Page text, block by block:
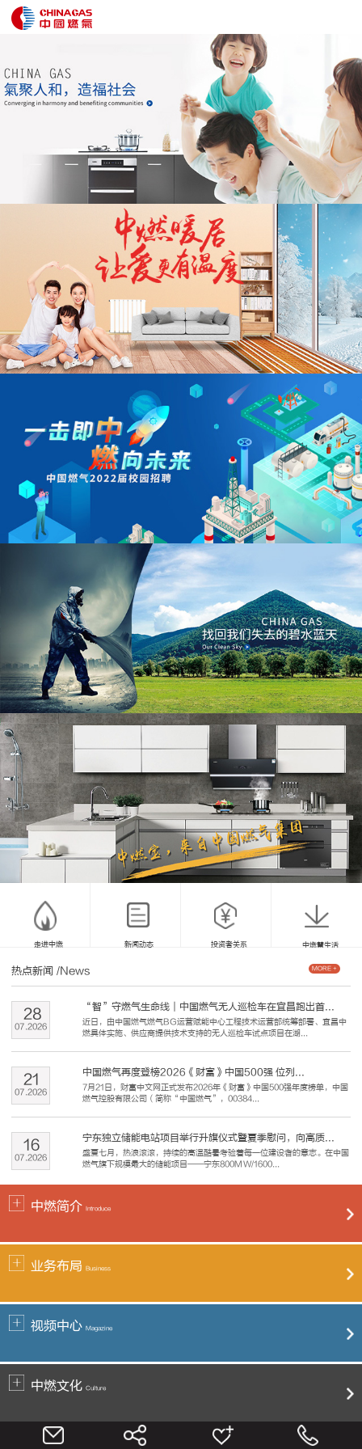
走进中燃 新闻动态 投资者关系 中燃慧生活
热点新闻 /News
“智”守燃气生命线｜中国燃气无人巡检车在宜昌跑出首...
近日，由中国燃气燃气BG运营赋能中心工程技术运营部统筹部署、宜昌中
燃具体实施、供应商提供技术支持的无人巡检车试点项目在湖...
07.2026
28
中国燃气再度登榜2026《财富》中国500强 位列...
7月21日，财富中文网正式发布2026年《财富》中国500强年度榜单，中国
燃气控股有限公司（简称“中国燃气”，00384...
07.2026
21
宁东独立储能电站项目举行升旗仪式暨夏季慰问，向高质...
盛夏七月，热浪滚滚，持续的高温酷暑考验着每一位建设者的意志。在中国
燃气旗下规模最大的储能项目——宁东800MW/1600...
07.2026
16
MORE +
中燃简介 Introduce
业务布局 Business
视频中心 Magazine
中燃文化 Culture